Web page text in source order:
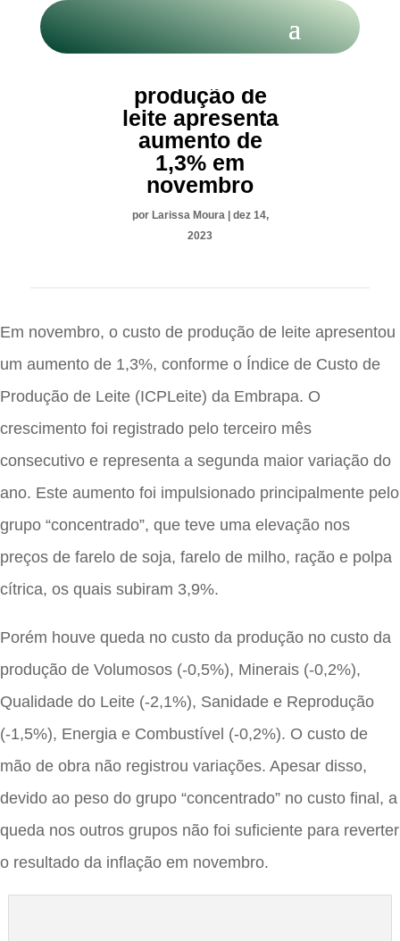
produção de
leite apresenta
aumento de
1,3% em
novembro
por Larissa Moura| dez 14,
2023
Em novembro, o custo de produção de leite apresentou
um aumento de 1,3%, conforme o Índice de Custo de
Produção de Leite (ICPLeite) da Embrapa. O
crescimento foi registrado pelo terceiro mês
consecutivo e representa a segunda maior variação do
ano. Este aumento foi impulsionado principalmente pelo
grupo “concentrado”, que teve uma elevação nos
preços de farelo de soja, farelo de milho, ração e polpa
cítrica, os quais subiram 3,9%.
Porém houve queda no custo da produção no custo da
produção de Volumosos (-0,5%), Minerais (-0,2%),
Qualidade do Leite (-2,1%), Sanidade e Reprodução
(-1,5%), Energia e Combustível (-0,2%). O custo de
mão de obra não registrou variações. Apesar disso,
devido ao peso do grupo “concentrado” no custo final, a
queda nos outros grupos não foi suficiente para reverter
o resultado da inflação em novembro.